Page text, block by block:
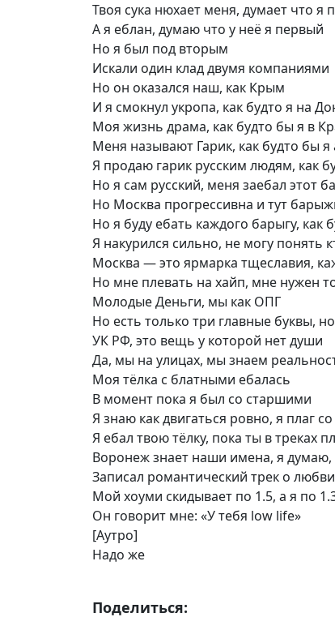
Твоя сука нюхает меня, думает что я
А я еблан, думаю что у неё я первый
Но я был под вторым
Искали один клад двумя компаниями
Но он оказался наш, как Крым
И я смокнул укропа, как будто я на
Моя жизнь драма, как будто бы я в
Меня называют Гарик, как будто бы
Я продаю гарик русским людям, как
Но я сам русский, меня заебал этот
Но Москва прогрессивна и тут
Но я буду ебать каждого барыгу, как
Я накурился сильно, не могу понять
Москва — это ярмарка тщеславия,
Но мне плевать на хайп, мне нужен
Молодые Деньги, мы как ОПГ
Но есть только три главные буквы,
УК РФ, это вещь у которой нет души
Да, мы на улицах, мы знаем
Моя тёлка с блатными ебалась
В момент пока я был со старшими
Я знаю как двигаться ровно, я плаг
Я ебал твою тёлку, пока ты в треках
Воронеж знает наши имена, я думаю,
Записал романтический трек о
Мой хоуми скидывает по 1.5, а я по
Он говорит мне: «У тебя low life»
[Аутро]
Надо же
Поделиться: